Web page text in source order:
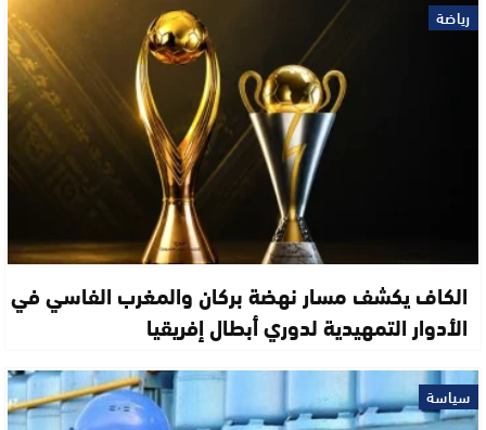
رياضة
الكاف يكشف مسار نهضة بركان والمغرب الفاسي في
الأدوار التمهيدية لدوري أبطال إفريقيا
سياسة